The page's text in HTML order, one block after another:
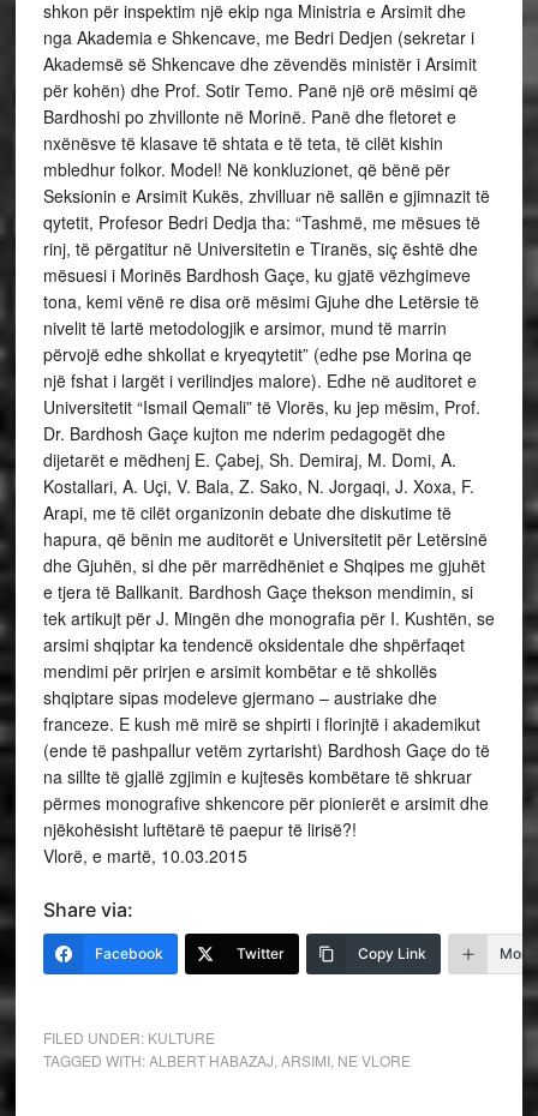
Vlorë, e martë, 10.03.2015
Share via:
Facebook Twitter Copy Link More
FILED UNDER: KULTURE
TAGGED WITH:ALBERT HABAZAJ ARSIMI, NE VLORE